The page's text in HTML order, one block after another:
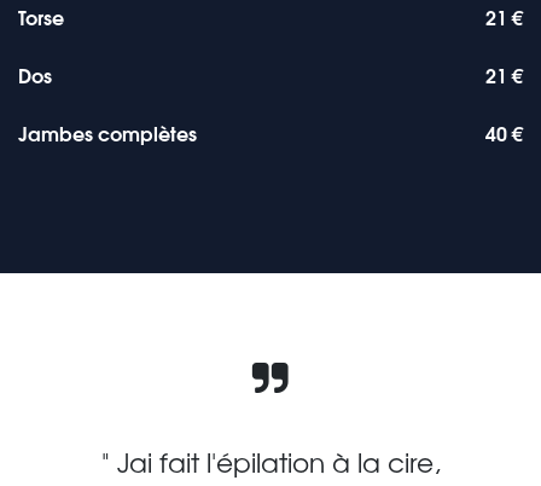
Torse
21 €
Dos
21 €
Jambes complètes
40 €
" Jai fait l'épilation à la cire,